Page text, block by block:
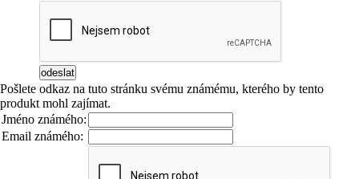
Pošlete odkaz na tuto stránku svému známému, kterého by tento
produkt mohl zajímat.
Jméno známého:
Email známého: